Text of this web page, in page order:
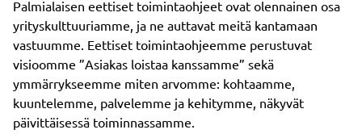
Palmialaisen eettiset toimintaohjeet ovat olennainen osa
yrityskulttuuriamme, ja ne auttavat meitä kantamaan
vastuumme. Eettiset toimintaohjeemme perustuvat
visioomme ”Asiakas loistaa kanssamme” sekä
ymmärrykseemme miten arvomme: kohtaamme,
kuuntelemme, palvelemme ja kehitymme, näkyvät
päivittäisessä toiminnassamme.